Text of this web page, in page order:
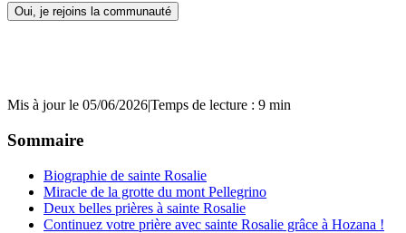
Oui, je rejoins la communauté
Mis à jour le 05/06/2026|Temps de lecture : 9 min
Sommaire
Biographie de sainte Rosalie
Miracle de la grotte du mont Pellegrino
Deux belles prières à sainte Rosalie
Continuez votre prière avec sainte Rosalie grâce à Hozana !